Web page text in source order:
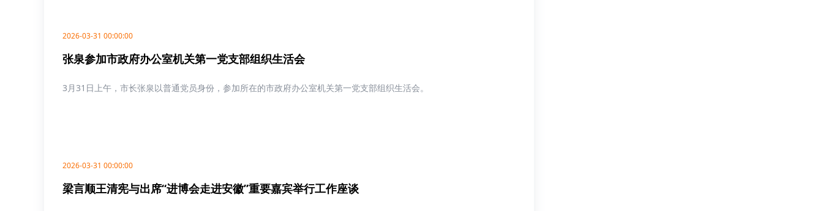
2026-03-31 00:00:00
张泉参加市政府办公室机关第一党支部组织生活会
3月31日上午，市长张泉以普通党员身份，参加所在的市政府办公室机关第一党支部组织生活会。
2026-03-31 00:00:00
梁言顺王清宪与出席“进博会走进安徽”重要嘉宾举行工作座谈